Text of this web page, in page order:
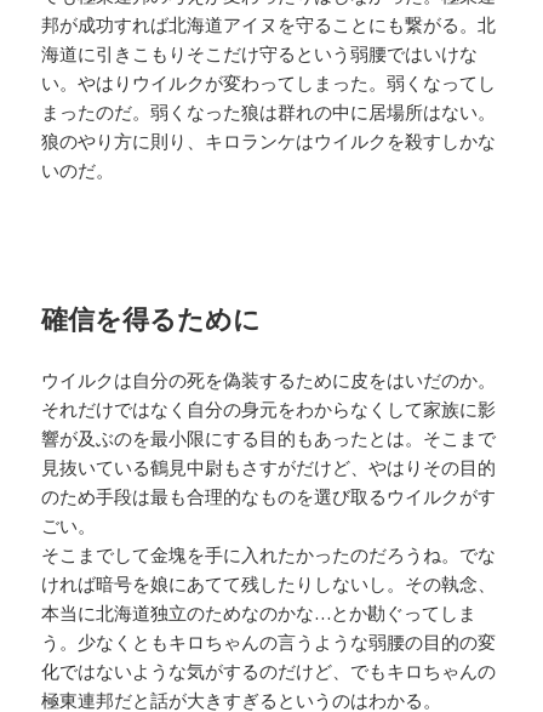
邦が成功すれば北海道アイヌを守ることにも繋がる。北
海道に引きこもりそこだけ守るという弱腰ではいけな
い。やはりウイルクが変わってしまった。弱くなってし
まったのだ。弱くなった狼は群れの中に居場所はない。
狼のやり方に則り、キロランケはウイルクを殺すしかな
いのだ。
確信を得るために
ウイルクは自分の死を偽装するために皮をはいだのか。
それだけではなく自分の身元をわからなくして家族に影
響が及ぶのを最小限にする目的もあったとは。そこまで
見抜いている鶴見中尉もさすがだけど、やはりその目的
のため手段は最も合理的なものを選び取るウイルクがす
ごい。
そこまでして金塊を手に入れたかったのだろうね。でな
ければ暗号を娘にあてて残したりしないし。その執念、
本当に北海道独立のためなのかな…とか勘ぐってしま
う。少なくともキロちゃんの言うような弱腰の目的の変
化ではないような気がするのだけど、でもキロちゃんの
極東連邦だと話が大きすぎるというのはわかる。